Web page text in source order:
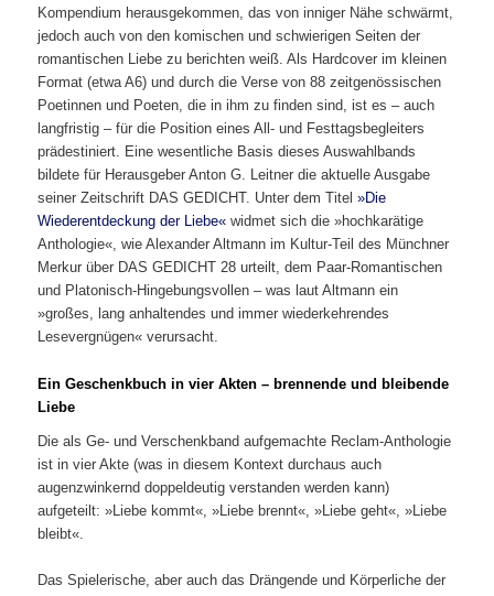
Kompendium herausgekommen, das von inniger Nähe schwärmt,
jedoch auch von den komischen und schwierigen Seiten der
romantischen Liebe zu berichten weiß. Als Hardcover im kleinen
Format (etwa A6) und durch die Verse von 88 zeitgenössischen
Poetinnen und Poeten, die in ihm zu finden sind, ist es – auch
langfristig – für die Position eines All- und Festtagsbegleiters
prädestiniert. Eine wesentliche Basis dieses Auswahlbands
bildete für Herausgeber Anton G. Leitner die aktuelle Ausgabe
seiner Zeitschrift DAS GEDICHT. Unter dem Titel»Die
Wiederentdeckung der Liebe« widmet sich die »hochkarätige
Anthologie«, wie Alexander Altmann im Kultur-Teil des Münchner
Merkur über DAS GEDICHT 28 urteilt, dem Paar-Romantischen
und Platonisch-Hingebungsvollen – was laut Altmann ein
»großes, lang anhaltendes und immer wiederkehrendes
Lesevergnügen« verursacht.
Ein Geschenkbuch in vier Akten – brennende und bleibende
Liebe
Die als Ge- und Verschenkband aufgemachte Reclam-Anthologie
ist in vier Akte (was in diesem Kontext durchaus auch
augenzwinkernd doppeldeutig verstanden werden kann)
aufgeteilt: »Liebe kommt«, »Liebe brennt«, »Liebe geht«, »Liebe
bleibt«.
Das Spielerische, aber auch das Drängende und Körperliche der